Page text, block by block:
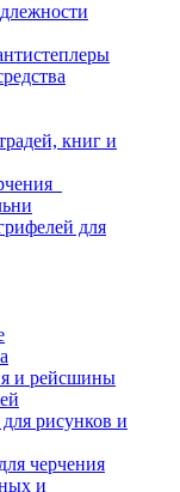
книг и
для
и рейсшины
рисунков и
черчения
и